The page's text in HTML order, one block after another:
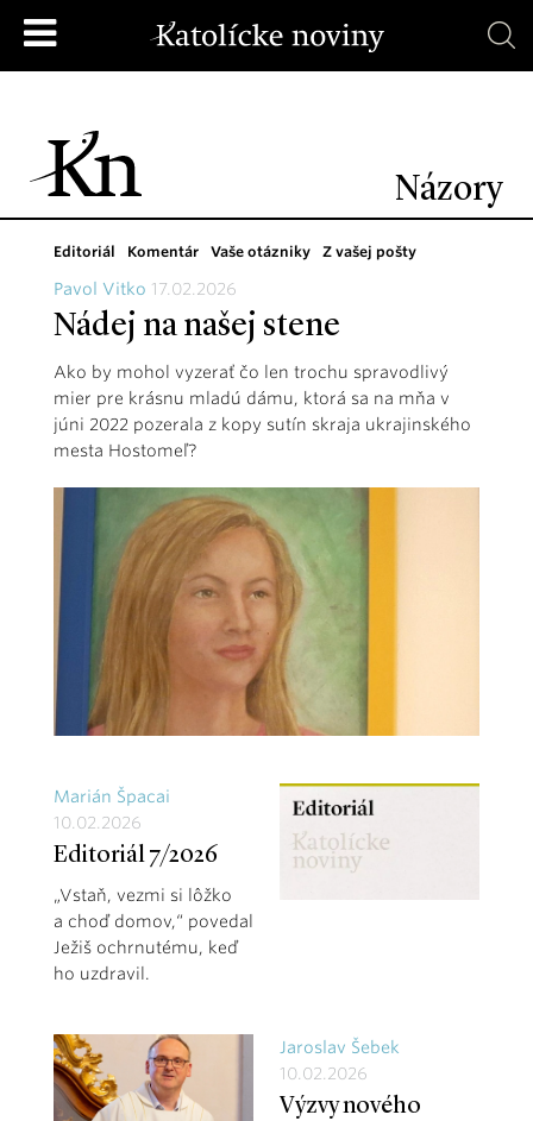
Názory
Editoriál Komentár Vaše otázniky Z vašej pošty
Pavol Vitko 17.02.2026
Nádej na našej stene
Ako by mohol vyzerať čo len trochu spravodlivý
mier pre krásnu mladú dámu, ktorá sa na mňa v
júni 2022 pozerala z kopy sutín skraja ukrajinského
mesta Hostomeľ?
Marián Špacai
10.02.2026
Editoriál 7/2026
„Vstaň, vezmi si lôžko
a choď domov,“ povedal
Ježiš ochrnutému, keď
ho uzdravil.
Jaroslav Šebek
10.02.2026
Výzvy nového